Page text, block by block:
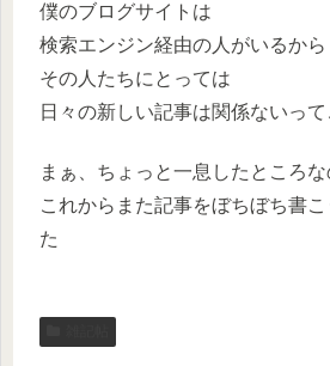
僕のブログサイトは
検索エンジン経由の人がいるから
その人たちにとっては
日々の新しい記事は関係ないっ
まぁ、ちょっと一息したところ
これからまた記事をぼちぼち書
た